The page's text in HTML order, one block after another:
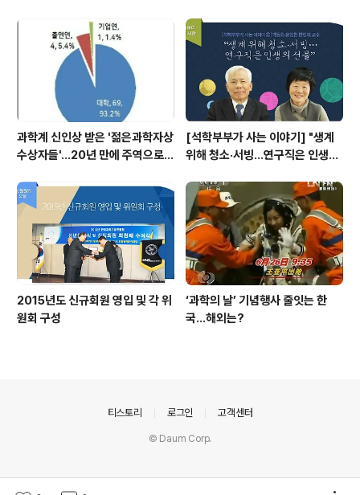
과학계 신인상 받은 '젊은과학자상
수상자들'…20년 만에 주역으로
[석학부부가 사는 이야기] "생계
위해 청소·서빙…연구직은 인생의
2015년도 신규회원 영입 및 각 위
원회 구성
‘과학의 날’ 기념행사 줄잇는 한
국…해외는?
티스토리 로그인 고객센터
© Daum Corp.